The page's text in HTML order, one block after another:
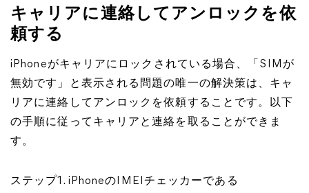
キャリアに連絡してアンロックを依
頼する
iPhoneがキャリアにロックされている場合、「SIMが
無効です」と表示される問題の唯一の解決策は、キャ
リアに連絡してアンロックを依頼することです。以下
の手順に従ってキャリアと連絡を取ることができま
す。
ステップ1. iPhoneのIMEIチェッカーである